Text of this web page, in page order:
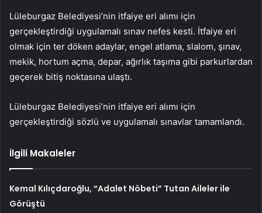
Lüleburgaz Belediyesi’nin itfaiye eri alımı için
gerçekleştirdiği uygulamalı sınav nefes kesti. İtfaiye eri
olmak için ter döken adaylar, engel atlama, slalom, şınav,
mekik, hortum açma, depar, ağırlık taşıma gibi parkurlardan
geçerek bitiş noktasına ulaştı.
Lüleburgaz Belediyesi’nin itfaiye eri alımı için
gerçekleştirdiği sözlü ve uygulamalı sınavlar tamamlandı.
İlgili Makaleler
Kemal Kılıçdaroğlu, “Adalet Nöbeti” Tutan Aileler ile
Görüştü